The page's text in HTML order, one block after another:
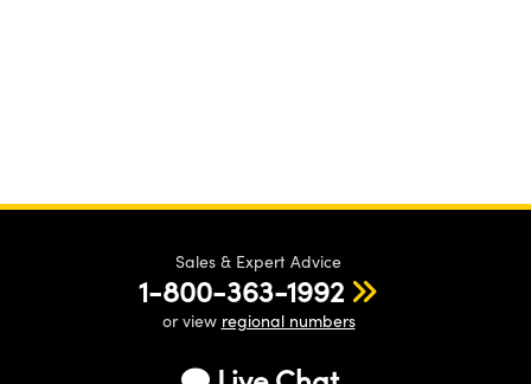
Sales & Expert Advice
1-800-363-1992
or view regional numbers